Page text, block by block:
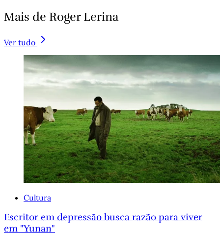
Mais de Roger Lerina
Ver tudo
Cultura
Escritor em depressão busca razão para viver
em "Yunan"